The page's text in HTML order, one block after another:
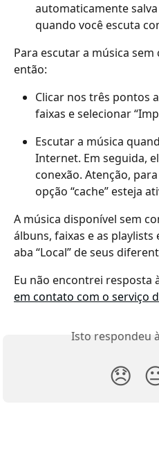
automaticamente
quando você escuta
Para escutar a música
então:
Clicar nos três pontos
faixas e selecionar
Escutar a música
Internet. Em seguida,
conexão. Atenção,
opção “cache” esteja
A música disponível sem
álbuns, faixas e as
aba “Local” de seus
Eu não encontrei resposta
em contato com o serviço
Isto respondeu
😞